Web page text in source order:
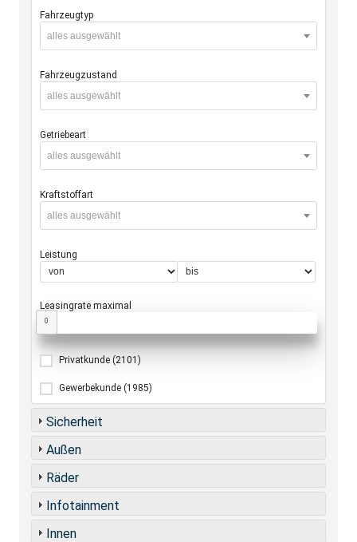
Fahrzeugtyp
alles ausgewählt
Fahrzeugzustand
alles ausgewählt
Getriebeart
alles ausgewählt
Kraftstoffart
alles ausgewählt
Leistung
Leasingrate maximal
0
Privatkunde (2101)
Gewerbekunde (1985)
Sicherheit
Außen
Räder
Infotainment
Innen